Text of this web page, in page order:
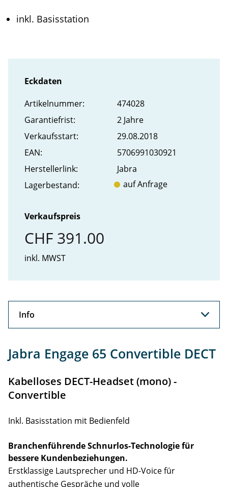
inkl. Basisstation
Eckdaten
Artikel­nummer:
474028
Garantiefrist:
2 Jahre
Verkaufs­start:
29.08.2018
EAN:
5706991030921
Hersteller­link:
Jabra
Lager­bestand:
auf Anfrage
Verkaufspreis
CHF 391.00
inkl. MWST
Info
Jabra Engage 65 Convertible DECT
Kabelloses DECT-Headset (mono) -
Convertible
Inkl. Basisstation mit Bedienfeld
Branchenführende Schnurlos-Technologie für
bessere Kundenbeziehungen.
Erstklassige Lautsprecher und HD-Voice für
authentische Gespräche und volle